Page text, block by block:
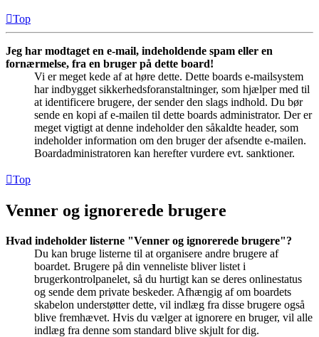
Top
Jeg har modtaget en e-mail, indeholdende spam eller en
fornærmelse, fra en bruger på dette board!
Vi er meget kede af at høre dette. Dette boards e-mailsystem
har indbygget sikkerhedsforanstaltninger, som hjælper med til
at identificere brugere, der sender den slags indhold. Du bør
sende en kopi af e-mailen til dette boards administrator. Der er
meget vigtigt at denne indeholder den såkaldte header, som
indeholder information om den bruger der afsendte e-mailen.
Boardadministratoren kan herefter vurdere evt. sanktioner.
Top
Venner og ignorerede brugere
Hvad indeholder listerne "Venner og ignorerede brugere"?
Du kan bruge listerne til at organisere andre brugere af
boardet. Brugere på din venneliste bliver listet i
brugerkontrolpanelet, så du hurtigt kan se deres onlinestatus
og sende dem private beskeder. Afhængig af om boardets
skabelon understøtter dette, vil indlæg fra disse brugere også
blive fremhævet. Hvis du vælger at ignorere en bruger, vil alle
indlæg fra denne som standard blive skjult for dig.